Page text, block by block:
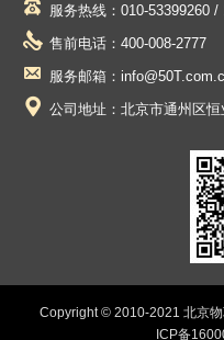
服务热线：010-53399260 /
售前电话：400-008-2777
服务邮箱：
公司地址：北京市通州区
Copyright © 2010-2021 北京
ICP备